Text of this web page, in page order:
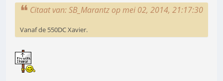
Citaat van: SB_Marantz op mei 02, 2014, 21:17:30
Vanaf de 550DC Xavier.